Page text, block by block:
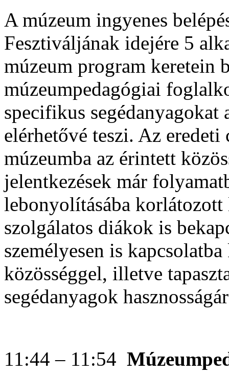
A múzeum ingyenes
Fesztiváljának idejére 5
múzeum program keretein
múzeumpedagógiai
specifikus
elérhetővé teszi. Az
múzeumba az érintett
jelentkezések már
lebonyolításába korlátozott
szolgálatos diákok is
személyesen is
közösséggel, illetve
segédanyagok
11:44 – 11:54